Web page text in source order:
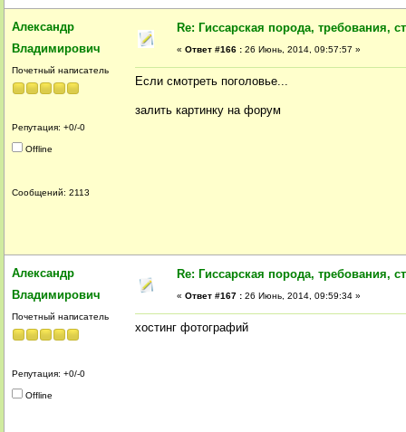
Александр
Владимирович
Почетный написатель
Репутация: +0/-0
Offline
Сообщений: 2113
Re: Гиссарская порода, требования,
« Ответ #166 : 26 Июнь, 2014, 09:57:57 »
Если смотреть поголовье...
залить картинку на форум
Александр
Владимирович
Почетный написатель
Репутация: +0/-0
Offline
Re: Гиссарская порода, требования,
« Ответ #167 : 26 Июнь, 2014, 09:59:34 »
хостинг фотографий